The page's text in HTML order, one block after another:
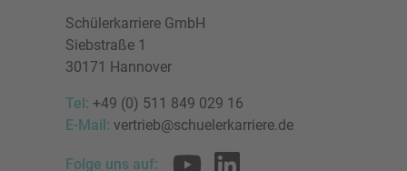
Schülerkarriere GmbH
Siebstraße 1
30171 Hannover
Tel: +49 (0) 511 849 029 16
E-Mail: vertrieb@schuelerkarriere.de
Folge uns auf: